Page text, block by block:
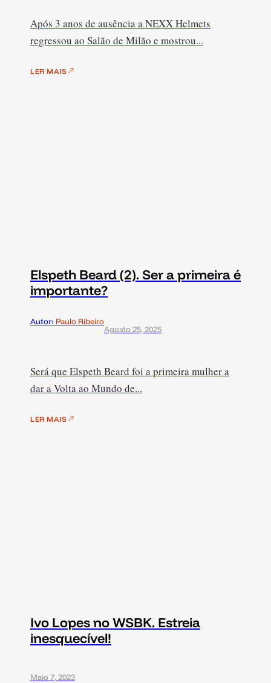
Após 3 anos de ausência a NEXX Helmets
regressou ao Salão de Milão e mostrou...
LER MAIS
Elspeth Beard (2). Ser a primeira é
importante?
Autor: Paulo Ribeiro
Agosto 25, 2025
Será que Elspeth Beard foi a primeira mulher a
dar a Volta ao Mundo de...
LER MAIS
Ivo Lopes no WSBK. Estreia
inesquecível!
Maio 7, 2023